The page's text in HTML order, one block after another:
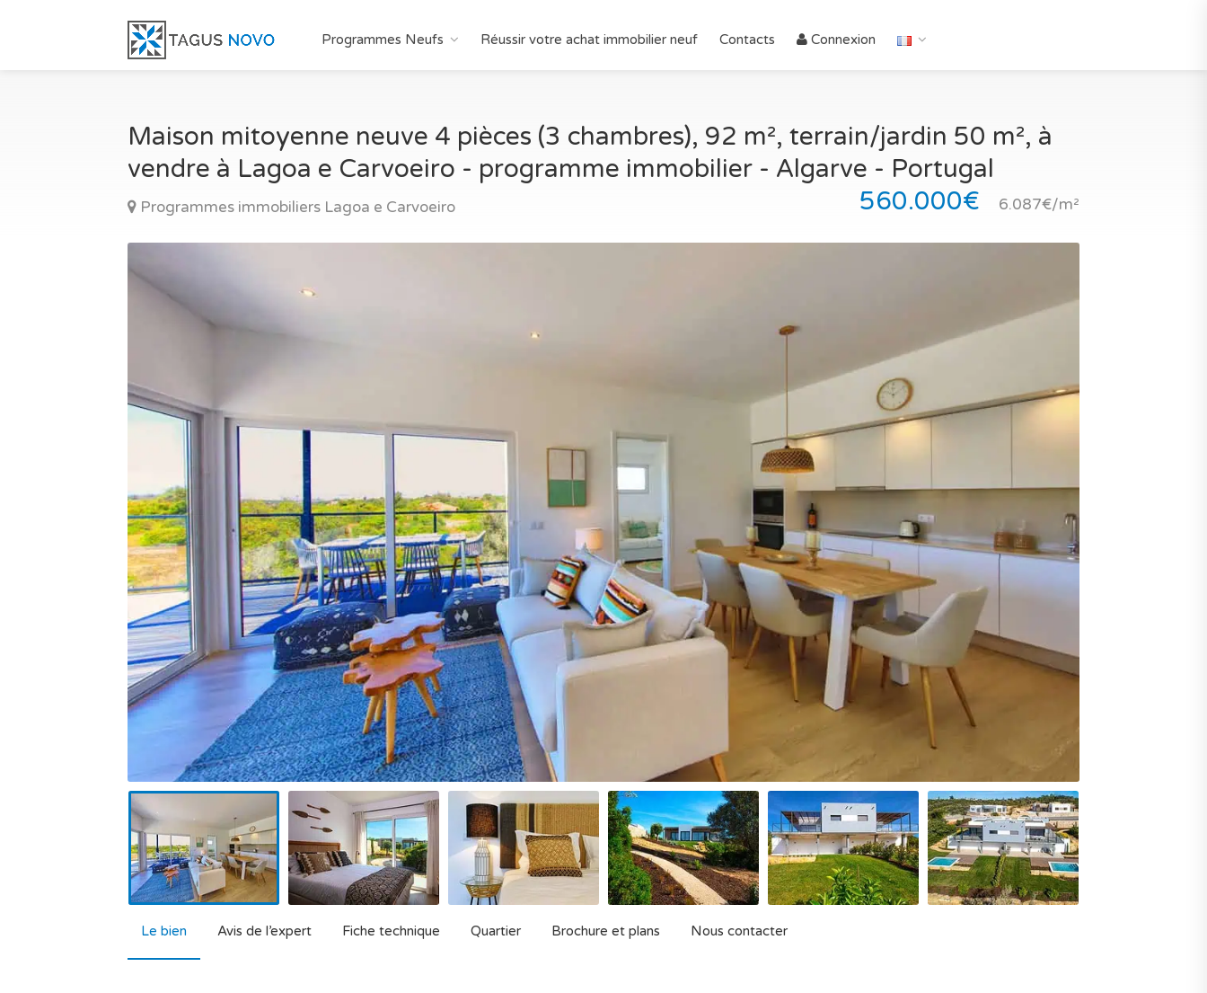
Programmes Neufs Réussir votre achat immobilier neuf Contacts Connexion
Maison mitoyenne neuve 4 pièces (3 chambres), 92 m², terrain/jardin 50 m², à
vendre à Lagoa e Carvoeiro - programme immobilier - Algarve - Portugal
Programmes immobiliers Lagoa e Carvoeiro 560.000€ 6.087€/m²
Le bien Avis de l’expert Fiche technique Quartier Brochure et plans Nous contacter